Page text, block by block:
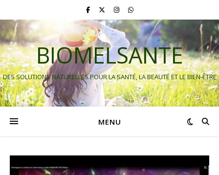
BIOMELSANTE
DES SOLUTIONS NATURELLES POUR LA SANTÉ, LA BEAUTÉ ET LE BIEN-ÊTRE
MENU